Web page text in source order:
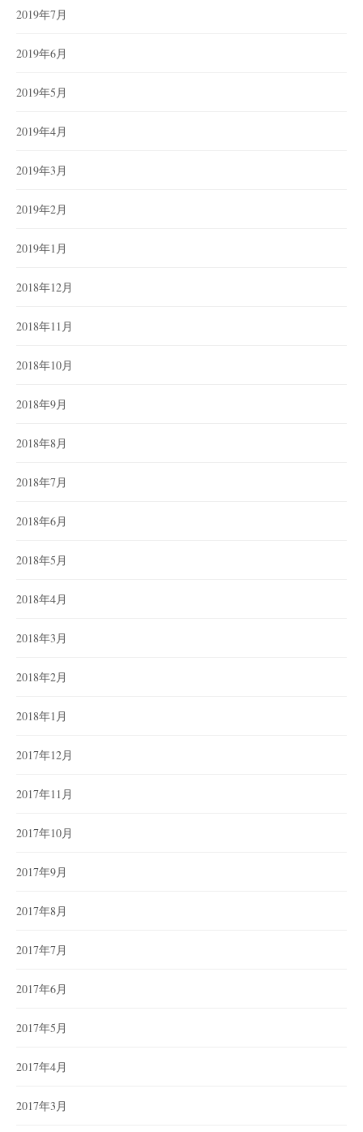
2019年7月
2019年6月
2019年5月
2019年4月
2019年3月
2019年2月
2019年1月
2018年12月
2018年11月
2018年10月
2018年9月
2018年8月
2018年7月
2018年6月
2018年5月
2018年4月
2018年3月
2018年2月
2018年1月
2017年12月
2017年11月
2017年10月
2017年9月
2017年8月
2017年7月
2017年6月
2017年5月
2017年4月
2017年3月